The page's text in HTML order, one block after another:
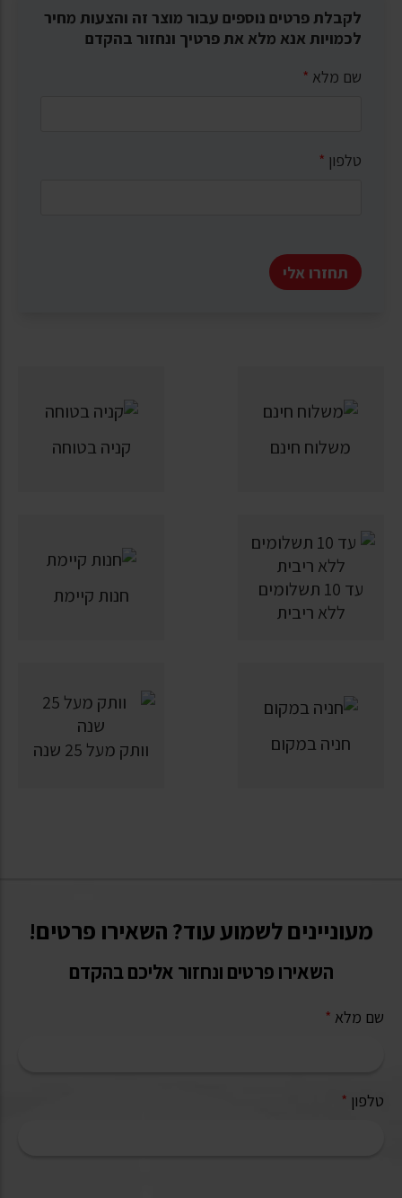
לקבלת פרטים נוספים עבור מוצר זה והצעות מחיר
לכמויות אנא מלא את פרטיך ונחזור בהקדם
שם מלא *
טלפון *
תחזרו אלי
משלוח חינם קניה בטוחה
עד 10 תשלומים
ללא ריבית
חנות קיימת
חניה במקום וותק מעל 25 שנה
מעוניינים לשמוע עוד? השאירו פרטים!
השאירו פרטים ונחזור אליכם בהקדם
שם מלא *
טלפון *